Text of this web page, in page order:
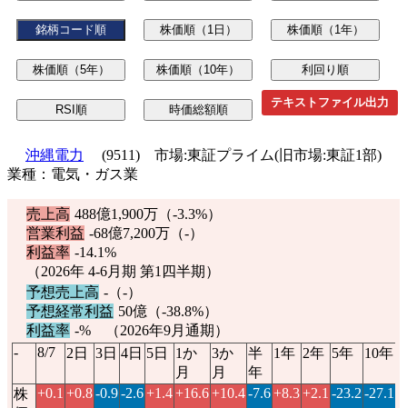
テキストファイル出力
沖縄電力
(9511) 市場:東証プライム(旧市場:東証1部)
業種：電気・ガス業
売上高 488億1,900万（-3.3%）
営業利益 -68億7,200万（-）
利益率 -14.1%
（2026年 4-6月期 第1四半期）
予想売上高 -（-）
予想経常利益 50億（-38.8%）
利益率 -% （2026年9月通期）
-
8/7 2日 3日 4日 5日
1か
月
3か
月
半
年
1年 2年 5年 10年
株 +0.1 +0.8-0.9-2.6+1.4+16.6+10.4-7.6+8.3+2.1 -23.2 -27.1